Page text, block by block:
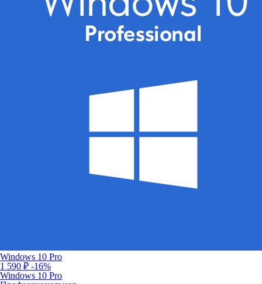
Windows 10 Pro
1 590 ₽ -16%
Windows 10 Pro